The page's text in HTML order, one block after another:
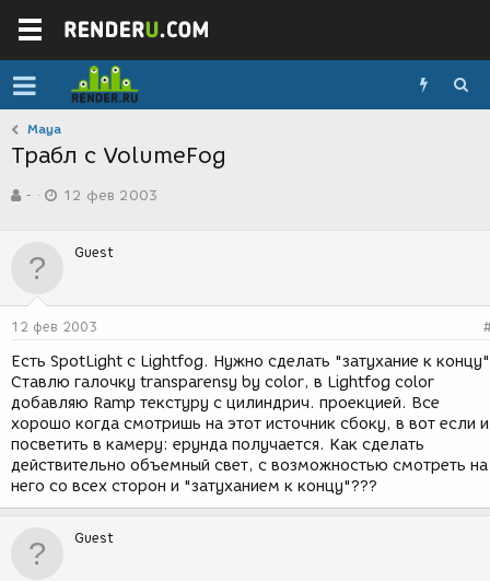
Maya
Трабл с VolumeFog
в
р
м
-
а
д
н
и
я
12 фев 2003
Guest
12 фев 2003
Есть SpotLight с Lightfog. Нужно сделать "затухание к
Ставлю галочку transparensy by color, в Lightfog color
добавляю Ramp текстуру с цилиндрич. проекцией. Все
хорошо когда смотришь на этот источник сбоку, в вот если
посветить в камеру: ерунда получается. Как сделать
действительно объемный свет, с возможностью смотреть на
него со всех сторон и "затуханием к концу"???
Guest